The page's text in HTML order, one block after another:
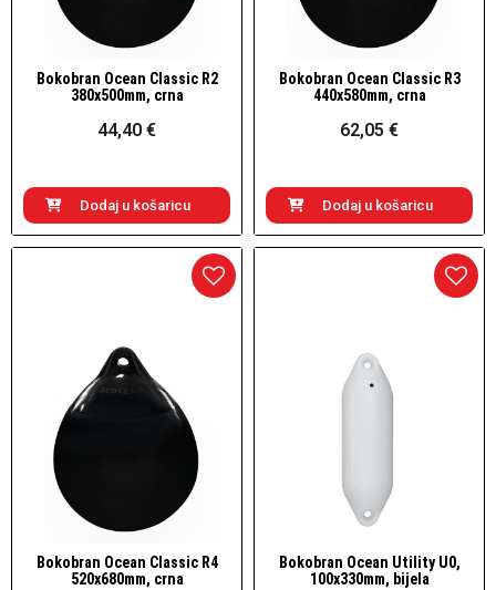
Brzi pogled
Bokobran Ocean Classic R2
380x500mm, crna
44,40 €
Dodaj u košaricu
Brzi pogled
Bokobran Ocean Classic R3
440x580mm, crna
62,05 €
Dodaj u košaricu
Brzi pogled
Bokobran Ocean Classic R4
520x680mm, crna
Brzi pogled
Bokobran Ocean Utility U0,
100x330mm, bijela